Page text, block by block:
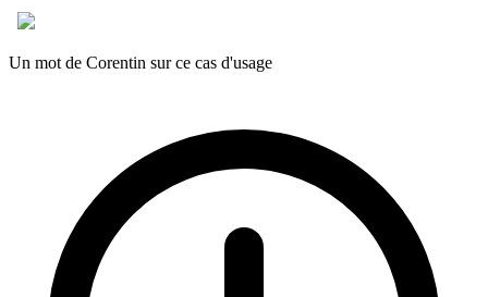
Un mot de Corentin sur ce cas d'usage